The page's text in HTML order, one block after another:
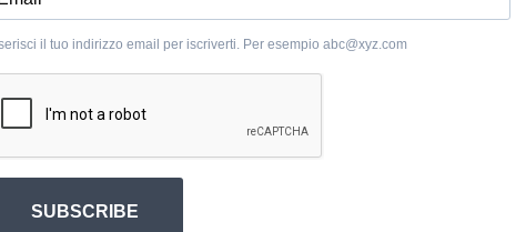
il tuo indirizzo email per iscriverti. Per esempio abc@xyz.com
SUBSCRIBE